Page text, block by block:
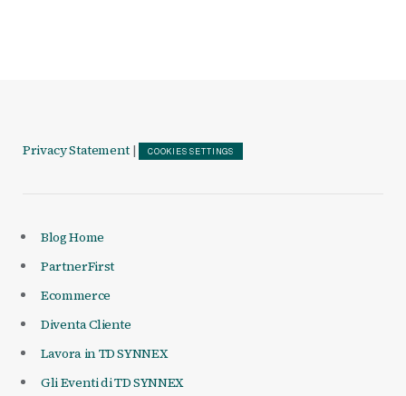
Privacy Statement | COOKIES SETTINGS
Blog Home
PartnerFirst
Ecommerce
Diventa Cliente
Lavora in TD SYNNEX
Gli Eventi di TD SYNNEX